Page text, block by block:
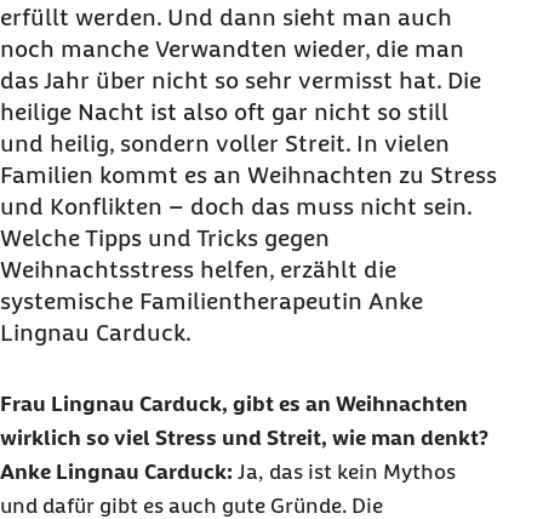
erfüllt werden. Und dann sieht man auch
noch manche Verwandten wieder, die man
das Jahr über nicht so sehr vermisst hat. Die
heilige Nacht ist also oft gar nicht so still
und heilig, sondern voller Streit. In vielen
Familien kommt es an Weihnachten zu Stress
und Konflikten – doch das muss nicht sein.
Welche Tipps und Tricks gegen
Weihnachtsstress helfen, erzählt die
systemische Familientherapeutin Anke
Lingnau Carduck.
Frau Lingnau Carduck, gibt es an Weihnachten
wirklich so viel Stress und Streit, wie man denkt?
Anke Lingnau Carduck: Ja, das ist kein Mythos
und dafür gibt es auch gute Gründe. Die